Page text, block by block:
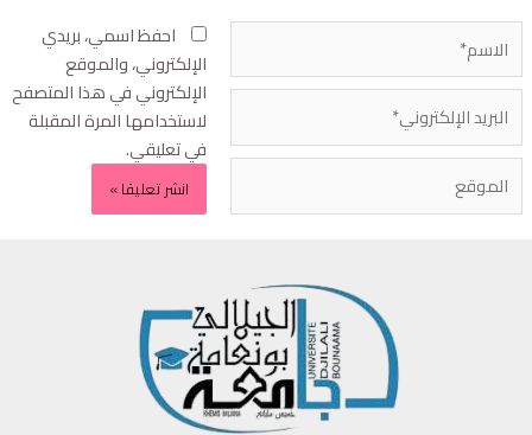
احفظ اسمي، بريدي
الإلكتروني، والموقع
الإلكتروني في هذا المتصفح
لاستخدامها المرة المقبلة
في تعليقي.